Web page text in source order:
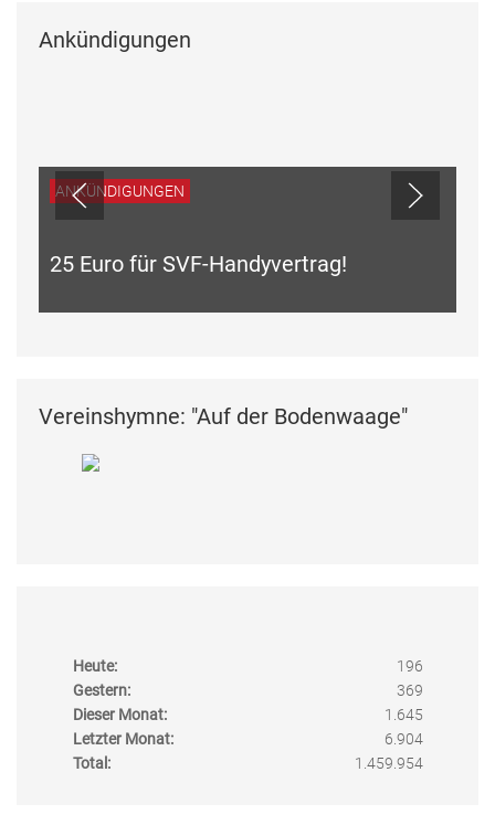
Ankündigungen
ANKÜNDIGUNGEN
25 Euro für SVF-Handyvertrag!
Vereinshymne: "Auf der Bodenwaage"
Heute:
196
Gestern:
369
Dieser Monat:
1.645
Letzter Monat:
6.904
Total:
1.459.954